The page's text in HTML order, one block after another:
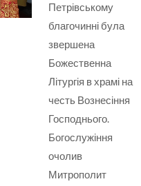
Петрівському
благочинні була
звершена
Божественна
Літургія в храмі на
честь Вознесіння
Господнього.
Богослужіння
очолив
Митрополит